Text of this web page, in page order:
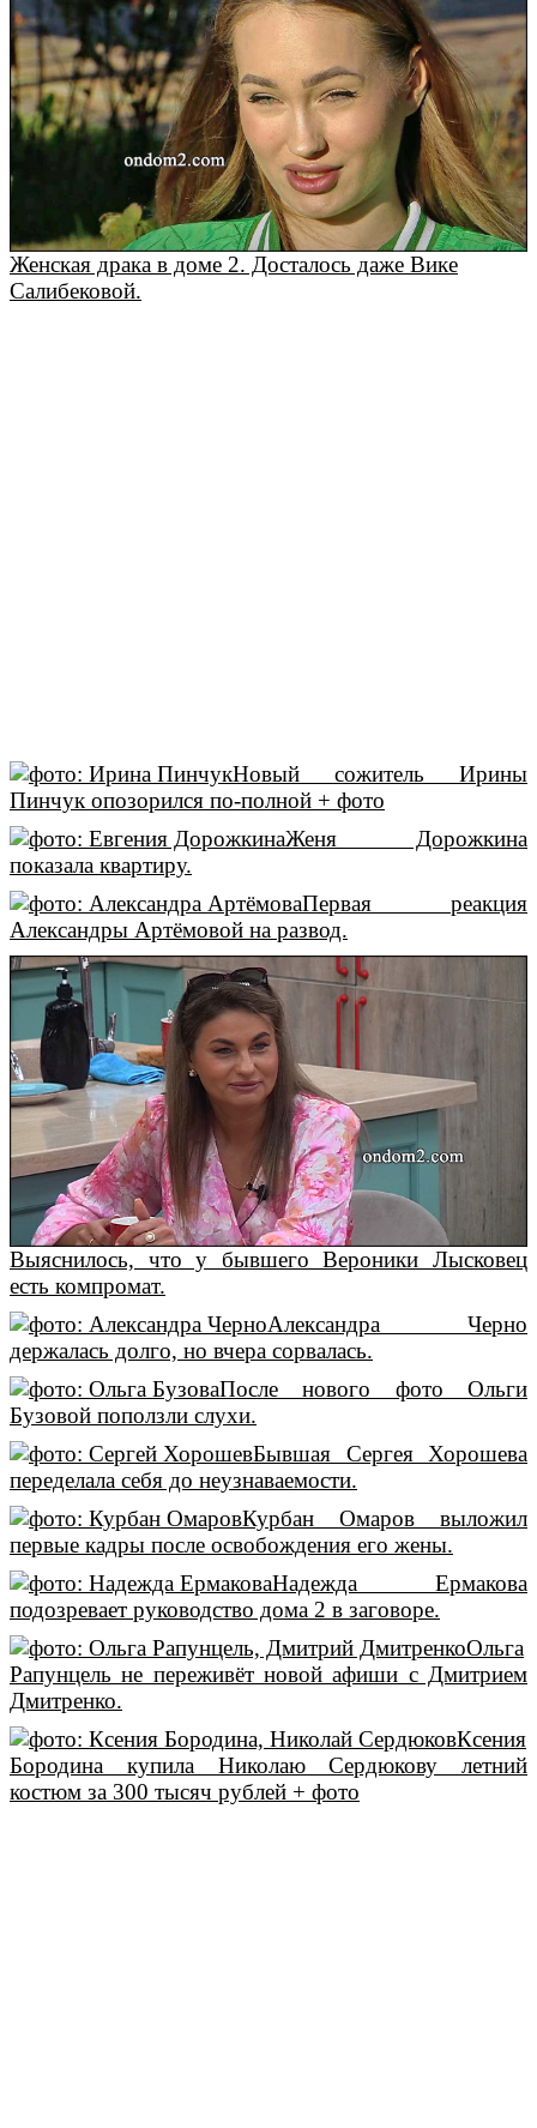
Женская драка в доме 2. Досталось даже Вике
Салибековой.
Новый сожитель Ирины
Пинчук опозорился по-полной + фото
Женя Дорожкина
показала квартиру.
Первая реакция
Александры Артёмовой на развод.
Выяснилось, что у бывшего Вероники Лысковец
есть компромат.
Александра Черно
держалась долго, но вчера сорвалась.
После нового фото Ольги
Бузовой поползли слухи.
Бывшая Сергея Хорошева
переделала себя до неузнаваемости.
Курбан Омаров выложил
первые кадры после освобождения его жены.
Надежда Ермакова
подозревает руководство дома 2 в заговоре.
Ольга
Рапунцель не переживёт новой афиши с Дмитрием
Дмитренко.
Ксения
Бородина купила Николаю Сердюкову летний
костюм за 300 тысяч рублей + фото